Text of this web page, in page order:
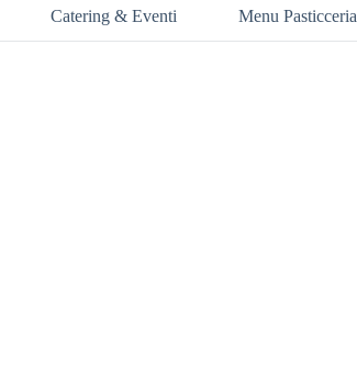
Catering & Eventi Menu Pasticceria